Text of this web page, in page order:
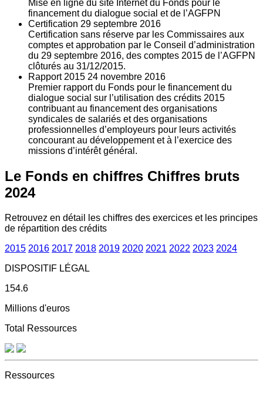
Mise en ligne du site Internet du Fonds pour le
financement du dialogue social et de l’AGFPN
Certification 29 septembre 2016
Certification sans réserve par les Commissaires aux
comptes et approbation par le Conseil d’administration
du 29 septembre 2016, des comptes 2015 de l’AGFPN
clôturés au 31/12/2015.
Rapport 2015 24 novembre 2016
Premier rapport du Fonds pour le financement du
dialogue social sur l’utilisation des crédits 2015
contribuant au financement des organisations
syndicales de salariés et des organisations
professionnelles d’employeurs pour leurs activités
concourant au développement et à l’exercice des
missions d’intérêt général.
Le Fonds en chiffres Chiffres bruts
2024
Retrouvez en détail les chiffres des exercices et les principes
de répartition des crédits
2015 2016 2017 2018 2019 2020 2021 2022 2023 2024
DISPOSITIF LÉGAL
154.6
Millions d'euros
Total Ressources
Ressources